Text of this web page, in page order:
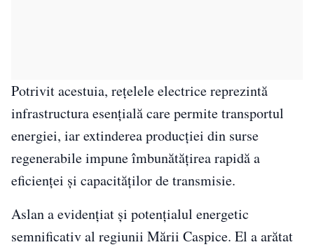
Potrivit acestuia, rețelele electrice reprezintă
infrastructura esențială care permite transportul
energiei, iar extinderea producției din surse
regenerabile impune îmbunătățirea rapidă a
eficienței și capacităților de transmisie.
Aslan a evidențiat și potențialul energetic
semnificativ al regiunii Mării Caspice. El a arătat